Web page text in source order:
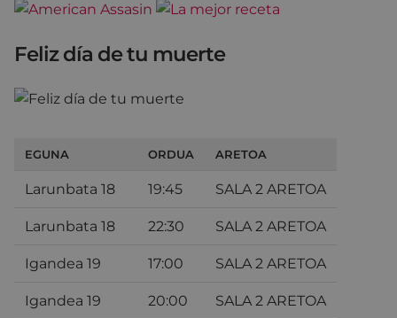
Feliz día de tu muerte
EGUNA ORDUA ARETOA
Larunbata 18 19:45 SALA 2 ARETOA
Larunbata 18 22:30 SALA 2 ARETOA
Igandea 19 17:00 SALA 2 ARETOA
Igandea 19 20:00 SALA 2 ARETOA